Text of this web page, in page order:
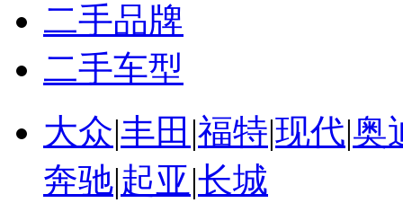
二手品牌
二手车型
大众|丰田 |福特|现代|奥
奔驰|起亚|长城